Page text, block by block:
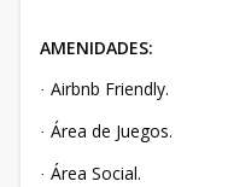
AMENIDADES:
· Airbnb Friendly.
· Área de Juegos.
· Área Social.